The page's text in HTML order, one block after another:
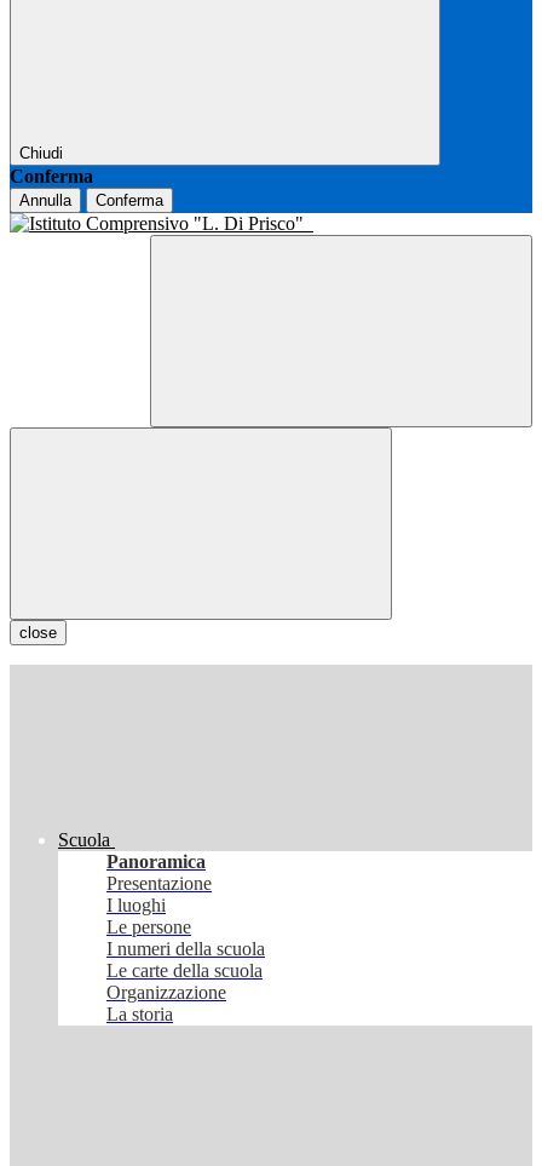
Chiudi
Conferma
Annulla Conferma
close
Scuola
Panoramica
Presentazione
I luoghi
Le persone
I numeri della scuola
Le carte della scuola
Organizzazione
La storia